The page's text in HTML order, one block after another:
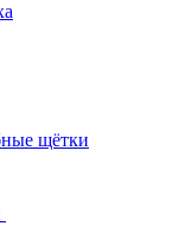
щётки